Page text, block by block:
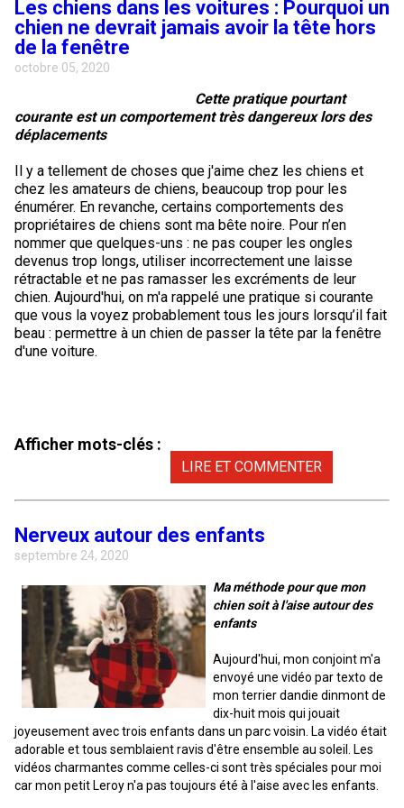
Berger anglais
Berger polonais de plaine
Berger portugais
Puli
Schapendoes néerlandais
Berger Shetland
Chien d’eau espagnol
Corgi gallois (Pembroke)
Lapphund suédois
Chien Ibizan
Lévrier irlandais
Norrbottenspets
Elkhound norvégien
Lundehund norvégien
Otterhound
Petit basset griffon vendéen
Whippet
Chien nu du Pérou (Perro Sin Pelo Del Peru)
Terrier tibétain
Xoloitzcuintli (moyen)
Xoloïtzcuintli (standard)
Setter irlandais
Épagneul cocker américain
Épagneul d’eau américain
Épagneul bleu de Picardie
Épagneul breton
Épagneul Clumber
Épagneul cocker anglais
Épagneul Sussex
Épagneul springer gallois
Spinone italiano
Vizsla à poil dur
Terrier de Norwich
Terrier du révérend Russell
Terrier chasseur de rat
Terrier Russell
Schnauzer (nain)
Terrier écossais
Terrier Sealyham
Bull terrier du Staffordshire
Terrier blanc du West Highland
Caniche (nain)
Carlin
Petit chien russe
Terrier à poil soyeux
Fox terrier miniature
Terrier de Manchester nain
Xoloitzcuintli (nain)
Grand bouvier suisse
Chien du Groenland
Hovawart
Chien d’ours de Carélie
Komondor
Kuvasz
Leonberger
Rottweiler
Samoyède
Schnauzer (géant)
Husky sibérien
Top Dogs
Les chiens dans les voitures : Pourquoi un
chien ne devrait jamais avoir la tête hors
de la fenêtre
octobre 05, 2020
Cette pratique pourtant
courante est un comportement très dangereux lors des
déplacements
Il y a tellement de choses que j'aime chez les chiens et
chez les amateurs de chiens, beaucoup trop pour les
énumérer. En revanche, certains comportements des
propriétaires de chiens sont ma bête noire. Pour n’en
nommer que quelques-uns : ne pas couper les ongles
devenus trop longs, utiliser incorrectement une laisse
rétractable et ne pas ramasser les excréments de leur
chien. Aujourd'hui, on m'a rappelé une pratique si courante
que vous la voyez probablement tous les jours lorsqu’il fait
beau : permettre à un chien de passer la tête par la fenêtre
d'une voiture.
Afficher mots-clés :
LIRE ET COMMENTER
Nerveux autour des enfants
septembre 24, 2020
Ma méthode pour que mon
chien soit à l'aise autour des
enfants
Aujourd'hui, mon conjoint m'a
envoyé une vidéo par texto de
mon terrier dandie dinmont de
dix-huit mois qui jouait
joyeusement avec trois enfants dans un parc voisin. La vidéo était
adorable et tous semblaient ravis d'être ensemble au soleil. Les
vidéos charmantes comme celles-ci sont très spéciales pour moi
car mon petit Leroy n'a pas toujours été à l'aise avec les enfants.